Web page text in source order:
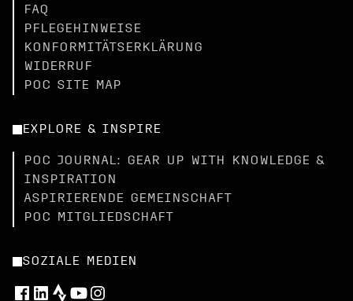
FAQ
PFLEGEHINWEISE
KONFORMITÄTSERKLÄRUNG
WIDERRUF
POC SITE MAP
EXPLORE & INSPIRE
POC JOURNAL: GEAR UP WITH KNOWLEDGE &
INSPIRATION
ASPIRIERENDE GEMEINSCHAFT
POC MITGLIEDSCHAFT
SOZIALE MEDIEN